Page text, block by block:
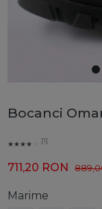
Bocanci
[1]
711,20 RON
Marime